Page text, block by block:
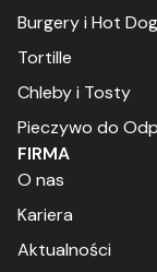
Burgery i Hot
Tortille
Chleby i Tosty
Pieczywo do
FIRMA
O nas
Kariera
Aktualności